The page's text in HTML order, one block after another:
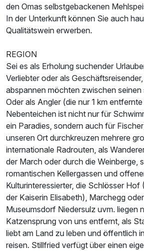
den Omas selbstgebackenen
In der Unterkunft können Sie auch
Qualitätswein erwerben.
REGION
Sei es als Erholung suchender
Verliebter oder als
abspannen möchten zwischen seinen
Oder als Angler (die nur 1 km
Nebenteichen ist nicht nur für
ein Paradies, sondern auch für
unseren Ort durchkreuzen mehrere
internationale Radrouten, als
der March oder durch die Weinberge,
romantischen Kellergassen und
Kulturinteressierter, die Schlösser Hof
der Kaiserin Elisabeth), Marchegg
Museumsdorf Niedersulz uvm. liegen
Katzensprung von uns entfernt, als
liebt am Land zu leben und öffentlich
reisen. Stillfried verfügt über einen